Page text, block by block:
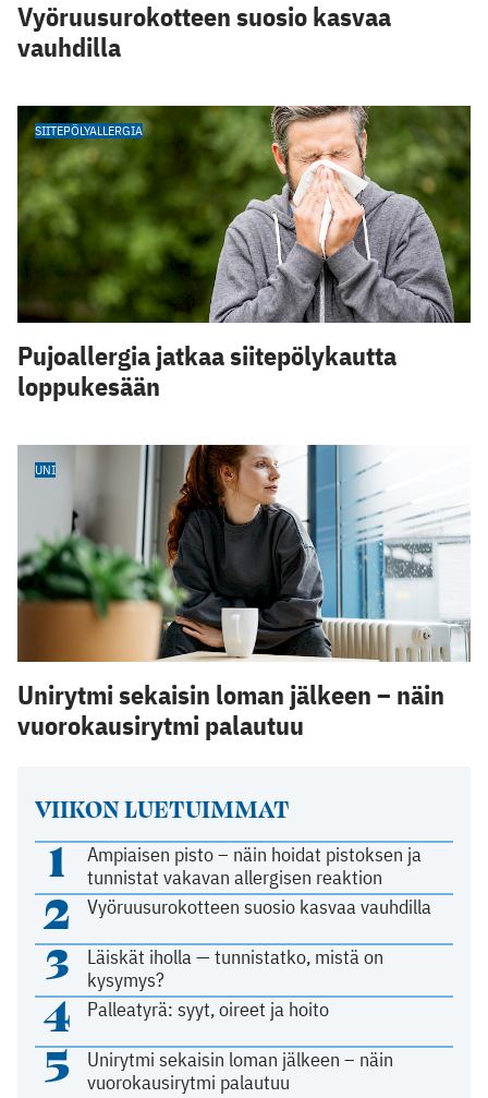
VIIKON LUETUIMMAT
1
Ampiaisen pisto – näin hoidat pistoksen ja
tunnistat vakavan allergisen reaktion
2 Vyöruusurokotteen suosio kasvaa vauhdilla
3
Läiskät iholla — tunnistatko, mistä on
kysymys?
4 Palleatyrä: syyt, oireet ja hoito
5
Unirytmi sekaisin loman jälkeen – näin
vuorokausirytmi palautuu
Vyöruusurokotteen suosio kasvaa
vauhdilla
SIITEPÖLYALLERGIA
Pujoallergia jatkaa siitepölykautta
loppukesään
UNI
Unirytmi sekaisin loman jälkeen – näin
vuorokausirytmi palautuu